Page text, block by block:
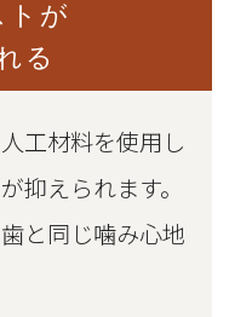
トが
る
工材料を使用し
抑えられます。
と同じ噛み心地